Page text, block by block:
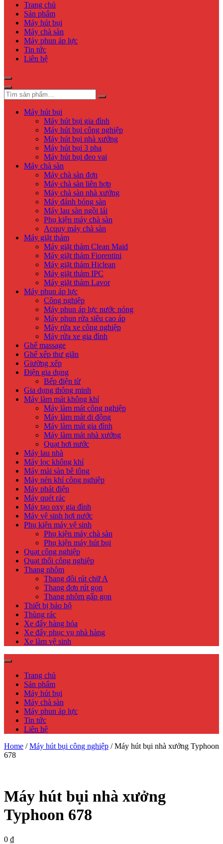
Trang chủ
Sản phẩm
Máy hút bụi
Máy chà sàn
Máy phun áp lực
Tin tức
Liên hệ
Máy hút bụi
Máy hút bụi gia đình
Máy hút bụi công nghiệp
Máy hút bụi nhà xưởng
Máy hút bụi 3 pha
Máy hút bụi đeo vai
Máy chà sàn
Máy chà sàn đơn
Máy chà sàn liên hợp
Máy chà sàn nhà xưởng
Máy đánh bóng sàn
Máy lau sàn ngồi lái
Phụ kiện máy chà sàn
Acquy máy chà sàn
Máy giặt thảm
Máy giặt thảm Clean Maid
Máy giặt thảm Fiorentini
Máy giặt thảm Hiclean
Máy giặt thảm IPC
Máy giặt thảm Lavor
Máy phun áp lực
Công nghiệp
Máy phun áp lực nước nóng
Máy phun rửa siêu cao áp
Máy rửa xe công nghiệp
Máy rửa xe gia đình
Ghế massage
Ghế xếp thư giãn
Giường xếp
Điện gia dụng
Bếp điện từ
Gia dụng thông minh
Máy làm mát không khí
Máy làm mát công nghiệp
Máy làm mát di động
Máy làm mát gia đình
Máy làm mát nhà xưởng
Quạt hơi nước
Máy lau nhà
Máy lọc không khí
Máy mài sàn bê tông
Máy nén khí công nghiệp
Máy phát điện
Máy quét rác
Máy tạo oxy gia đình
Máy vệ sinh hơi nước
Phụ kiện máy vệ sinh
Phụ kiện máy chà sàn
Phụ kiện máy hút bụi
Quạt công nghiệp
Quạt thổi công nghiệp
Thang nhôm
Thang đôi rút chữ A
Thang đơn rút gọn
Thang nhôm gấp gọn
Thiết bị bảo hộ
Thùng rác
Xe đẩy hàng hóa
Xe đẩy phục vụ nhà hàng
Xe làm vệ sinh
Trang chủ
Sản phẩm
Máy hút bụi
Máy chà sàn
Máy phun áp lực
Tin tức
Liên hệ
Home /Máy hút bụi công nghiệp / Máy hút bụi nhà xưởng Typhoon
678
Máy hút bụi nhà xưởng
Typhoon 678
0 ₫